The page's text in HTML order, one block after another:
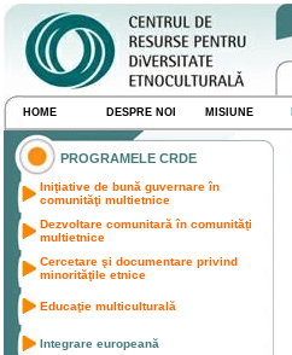
HOME DESPRE NOI MISIUNE
PROGRAMELE CRDE
Iniţiative de bună guvernare în
comunităţi multietnice
Dezvoltare comunitară în comunităţi
multietnice
Cercetare şi documentare privind
minorităţile etnice
Educaţie multiculturală
Integrare europeană